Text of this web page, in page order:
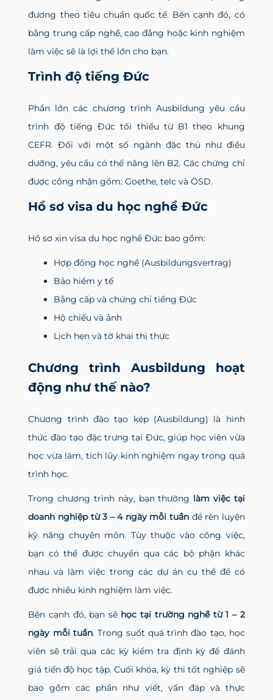
đương theo tiêu chuẩn quốc tế. Bên cạnh đó, có
bằng trung cấp nghề, cao đẳng hoặc kinh nghiệm
làm việc sẽ là lợi thế lớn cho bạn.
Trình độ tiếng Đức
Phần lớn các chương trình Ausbildung yêu cầu
trình độ tiếng Đức tối thiểu từ B1 theo khung
CEFR. Đối với một số ngành đặc thù như điều
dưỡng, yêu cầu có thể nâng lên B2. Các chứng chỉ
được công nhận gồm: Goethe, telc và ÖSD.
Hồ sơ visa du học nghề Đức
Hồ sơ xin visa du học nghề Đức bao gồm:
Hợp đồng học nghề (Ausbildungsvertrag)
Bảo hiểm y tế
Bằng cấp và chứng chỉ tiếng Đức
Hộ chiếu và ảnh
Lịch hẹn và tờ khai thị thực
Chương trình Ausbildung hoạt
động như thế nào?
Chương trình đào tạo kép (Ausbildung) là hình
thức đào tạo đặc trưng tại Đức, giúp học viên vừa
học vừa làm, tích lũy kinh nghiệm ngay trong quá
trình học.
Trong chương trình này, bạn thường làm việc tại
doanh nghiệp từ 3 – 4 ngày mỗi tuầnđể rèn luyện
kỹ năng chuyên môn. Tùy thuộc vào công việc,
bạn có thể được chuyển qua các bộ phận khác
nhau và làm việc trong các dự án cụ thể để có
được nhiều kinh nghiệm làm việc.
Bên cạnh đó, bạn sẽ học tại trường nghề từ 1 – 2
ngày mỗi tuần. Trong suốt quá trình đào tạo, học
viên sẽ trải qua các kỳ kiểm tra định kỳ để đánh
giá tiến độ học tập. Cuối khóa, kỳ thi tốt nghiệp sẽ
bao gồm các phần như viết, vấn đáp và thực